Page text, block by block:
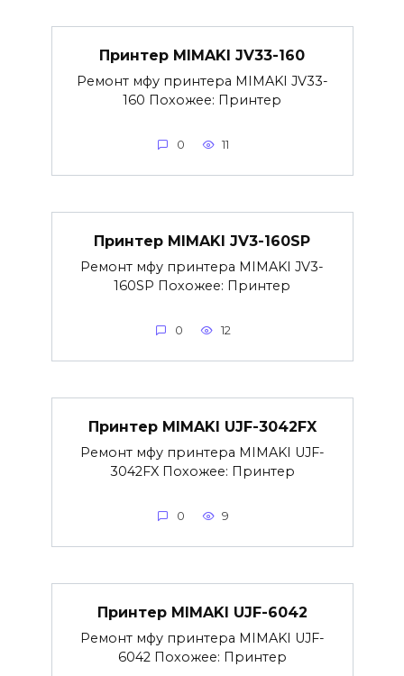
Принтер MIMAKI JV33-160
Ремонт мфу принтера MIMAKI JV33-
160 Похожее: Принтер
0 11
Принтер MIMAKI JV3-160SP
Ремонт мфу принтера MIMAKI JV3-
160SP Похожее: Принтер
0 12
Принтер MIMAKI UJF-3042FX
Ремонт мфу принтера MIMAKI UJF-
3042FX Похожее: Принтер
0 9
Принтер MIMAKI UJF-6042
Ремонт мфу принтера MIMAKI UJF-
6042 Похожее: Принтер